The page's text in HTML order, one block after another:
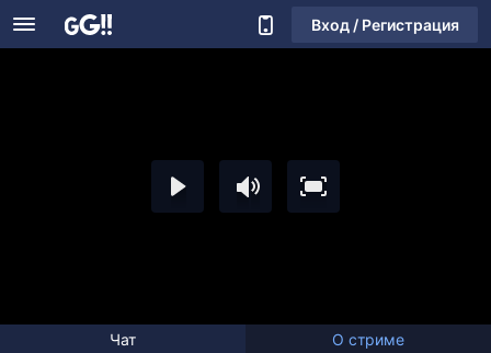
Вход / Регистрация
Чат О стриме